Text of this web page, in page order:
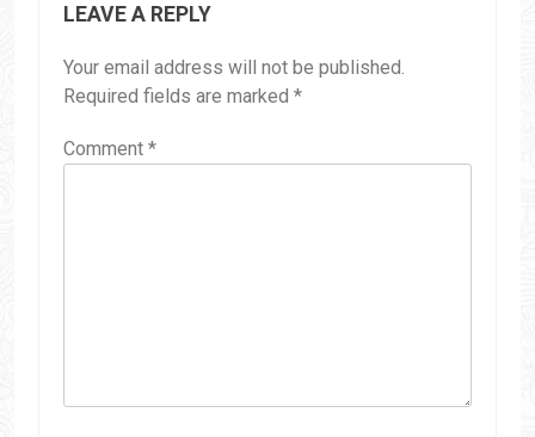
LEAVE A REPLY
Your email address will not be published.
Required fields are marked *
Comment *